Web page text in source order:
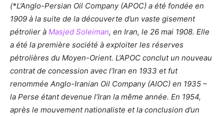
(*L’Anglo-Persian Oil Company (APOC) a été fondée en
1909 à la suite de la découverte d’un vaste gisement
pétrolier à Masjed Soleiman, en Iran, le 26 mai 1908. Elle
a été la première société à exploiter les réserves
pétrolières du Moyen-Orient. L’APOC conclut un nouveau
contrat de concession avec l’Iran en 1933 et fut
renommée Anglo-Iranian Oil Company (AIOC) en 1935 –
la Perse étant devenue l’Iran la même année. En 1954,
après le mouvement nationaliste et la conclusion d’un